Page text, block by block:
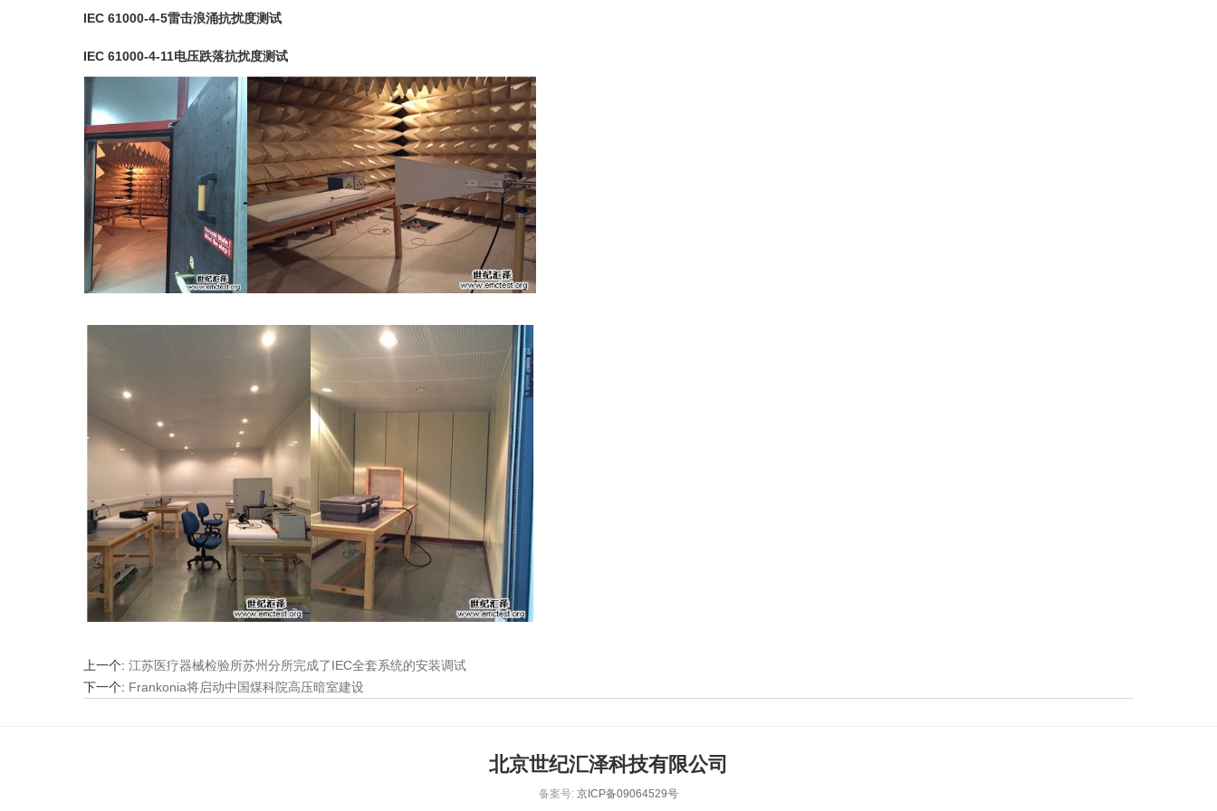
IEC 61000-4-5雷击浪涌抗扰度测试
IEC 61000-4-11电压跌落抗扰度测试
上一个: 江苏医疗器械检验所苏州分所完成了IEC全套系统的安装调试
下一个: Frankonia将启动中国煤科院高压暗室建设
北京世纪汇泽科技有限公司
备案号: 京ICP备09064529号